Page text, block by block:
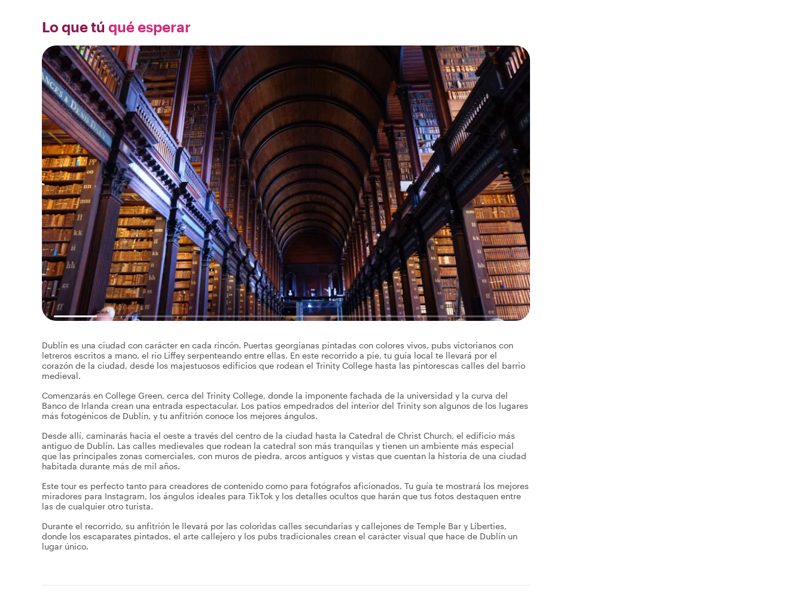
Lo que tú qué esperar
Dublín es una ciudad con carácter en cada rincón. Puertas georgianas pintadas con colores vivos, pubs victorianos con
letreros escritos a mano, el río Liffey serpenteando entre ellas. En este recorrido a pie, tu guía local te llevará por el
corazón de la ciudad, desde los majestuosos edificios que rodean el Trinity College hasta las pintorescas calles del barrio
medieval.
Comenzarás en College Green, cerca del Trinity College, donde la imponente fachada de la universidad y la curva del
Banco de Irlanda crean una entrada espectacular. Los patios empedrados del interior del Trinity son algunos de los lugares
más fotogénicos de Dublín, y tu anfitrión conoce los mejores ángulos.
Desde allí, caminarás hacia el oeste a través del centro de la ciudad hasta la Catedral de Christ Church, el edificio más
antiguo de Dublín. Las calles medievales que rodean la catedral son más tranquilas y tienen un ambiente más especial
que las principales zonas comerciales, con muros de piedra, arcos antiguos y vistas que cuentan la historia de una ciudad
habitada durante más de mil años.
Este tour es perfecto tanto para creadores de contenido como para fotógrafos aficionados. Tu guía te mostrará los mejores
miradores para Instagram, los ángulos ideales para TikTok y los detalles ocultos que harán que tus fotos destaquen entre
las de cualquier otro turista.
Durante el recorrido, su anfitrión le llevará por las coloridas calles secundarias y callejones de Temple Bar y Liberties,
donde los escaparates pintados, el arte callejero y los pubs tradicionales crean el carácter visual que hace de Dublín un
lugar único.